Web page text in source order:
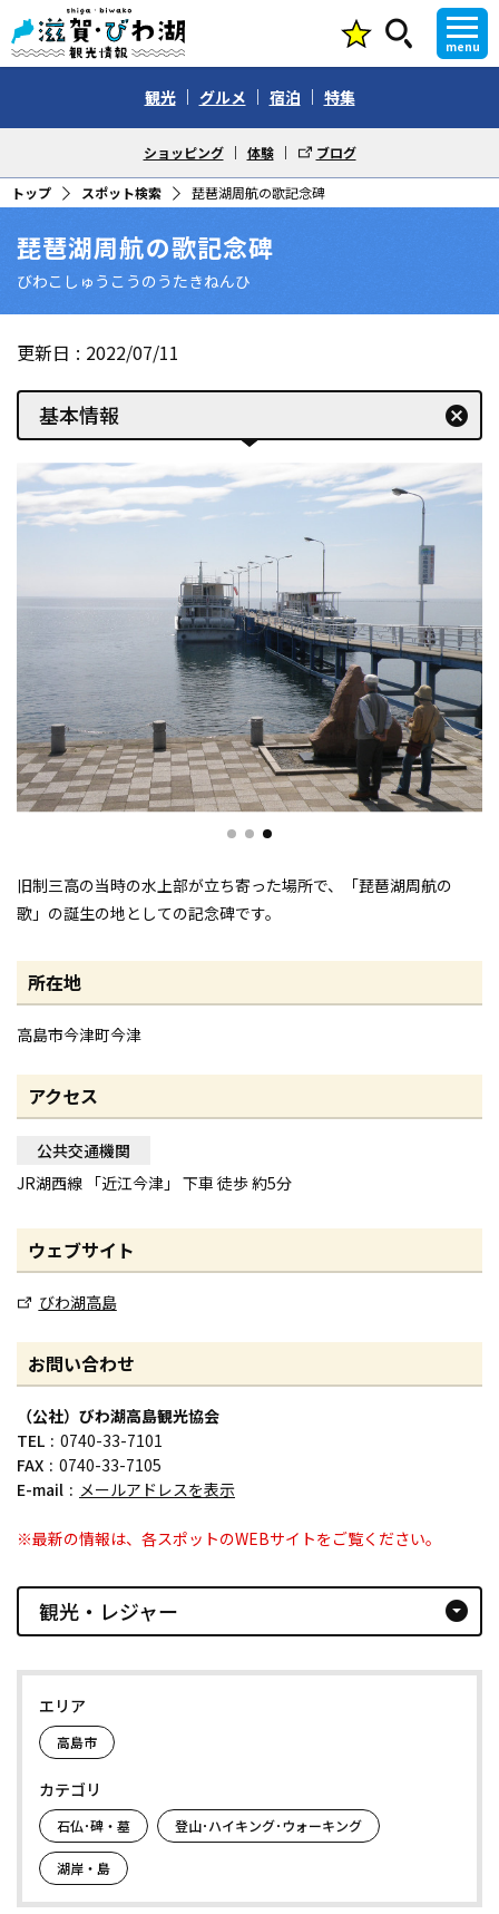
menu
観光 グルメ 宿泊 特集
ショッピング 体験 ブログ
トップ スポット検索 琵琶湖周航の歌記念碑
琵琶湖周航の歌記念碑
びわこしゅうこうのうたきねんひ
更新日 2022/07/11
基本情報 cancel
旧制三高の当時の水上部が立ち寄った場所で、「琵琶湖周航の
歌」の誕生の地としての記念碑です。
所在地
高島市今津町今津
アクセス
公共交通機関
JR湖西線 「近江今津」 下車 徒歩 約5分
ウェブサイト
びわ湖高島
お問い合わせ
（公社）びわ湖高島観光協会
TEL
0740-33-7101
FAX
0740-33-7105
E-mail
メールアドレスを表示
※最新の情報は、各スポットのWEBサイトをご覧ください。
観光・レジャー arrow_drop_down_circle
エリア
高島市
カテゴリ
石仏･碑・墓 登山･ハイキング･ウォーキング
湖岸・島